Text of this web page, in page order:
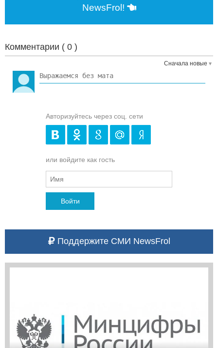
NewsFrol!
Комментарии ( 0 )
Сначала новые
Авторизуйтесь через соц. сети
или войдите как гость
Войти
Поддержите СМИ NewsFrol